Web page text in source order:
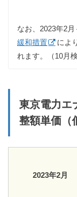
なお、2023年2
緩和措置
によ
れます。（10月
東京電力エ
整額単価（
2023年2月